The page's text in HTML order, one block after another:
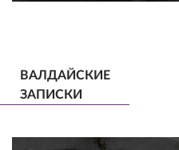
ВАЛДАЙСКИЕ
ЗАПИСКИ